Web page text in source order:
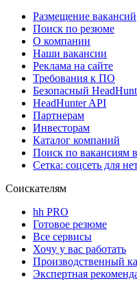
Размещение вакансий
Поиск по резюме
О компании
Наши вакансии
Реклама на сайте
Требования к ПО
Безопасный
HeadHunter API
Партнерам
Инвесторам
Каталог компаний
Поиск по вакансиям
Сетка: соцсеть для
Соискателям
hh PRO
Готовое резюме
Все сервисы
Хочу у вас работать
Производственный
Экспертная